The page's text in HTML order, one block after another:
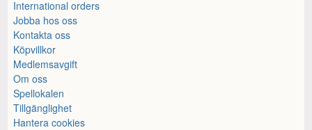
International orders
Jobba hos oss
Kontakta oss
Köpvillkor
Medlemsavgift
Om oss
Spellokalen
Tillgänglighet
Hantera cookies